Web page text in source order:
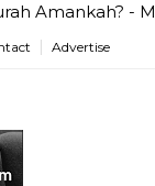
Amankah? -
Advertise